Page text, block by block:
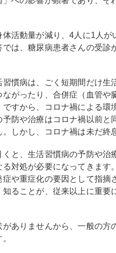
活動量が減り、4人に1人が
は、糖尿病患者さんの受診
慣病は、ごく短期間だけ生
がったり、合併症（血管や
すから、コロナ禍による環
防や治療はコロナ禍以前と
しかし、コロナ禍は未だ終
と、生活習慣病の予防や治
対処が必要になってきます
や重症化の要因として指摘
ることが、従来以上に重要
ありませんから、一般の方